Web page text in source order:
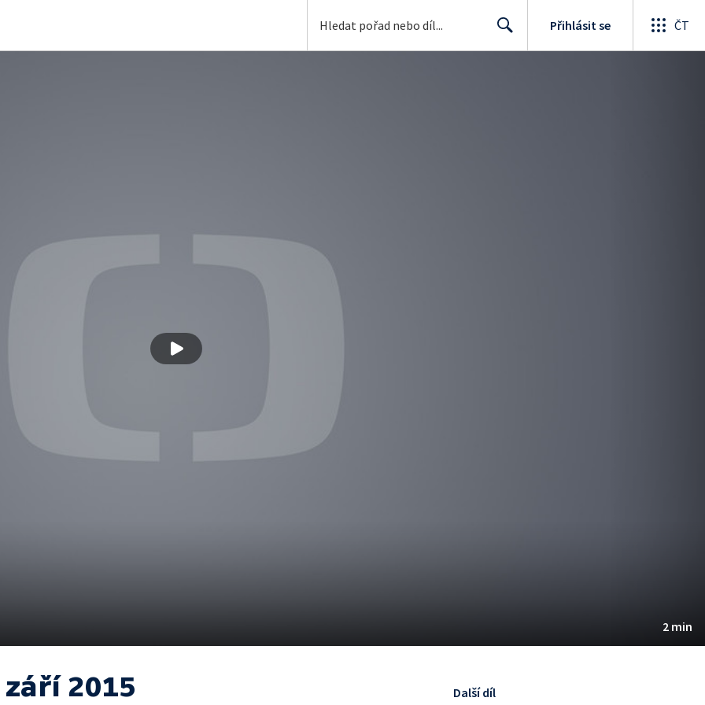
Přihlásit se ČT
2 min
září 2015 Další díl